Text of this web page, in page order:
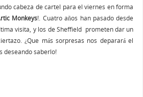
cabeza de cartel para el viernes en forma
Monkeys!. Cuatro años han pasado desde
visita, y los de Sheffield prometen dar un
¿Que más sorpresas nos deparará el
deseando saberlo!